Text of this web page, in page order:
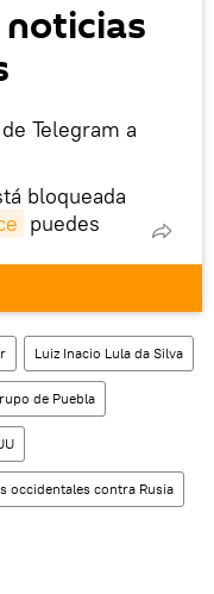
noticias
Telegram a
bloqueada
puedes
en la red
Luiz Inacio Lula da Silva
de Puebla
occidentales contra Rusia